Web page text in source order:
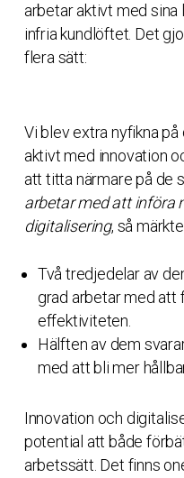
arbetar aktivt med
infria kundlöftet. Det
flera sätt:
Vi blev extra nyfikna
aktivt med innovation
att titta närmare på de
arbetar med att införa
digitalisering, så
Två tredjedelar av
grad arbetar med att
effektiviteten.
Hälften av dem
med att bli mer
Innovation och
potential att både
arbetssätt. Det finns